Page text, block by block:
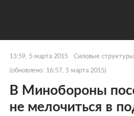
13:59, 5 марта 2015 Силовые структуры
(обновлено: 16:57, 5 марта 2015)
В Минобороны
не мелочиться в